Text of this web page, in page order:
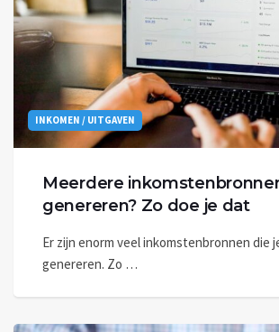
INKOMEN / UITGAVEN
Meerdere
genereren? Zo doe je dat
Er zijn enorm veel inkomstenbronnen die
genereren. Zo …